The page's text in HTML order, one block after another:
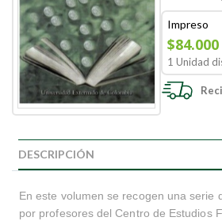
Impreso
$84.000
1 Unidad
DESCRIPCIÓN
En este volumen se recogen una serie
por profesores del Centro de Estudios